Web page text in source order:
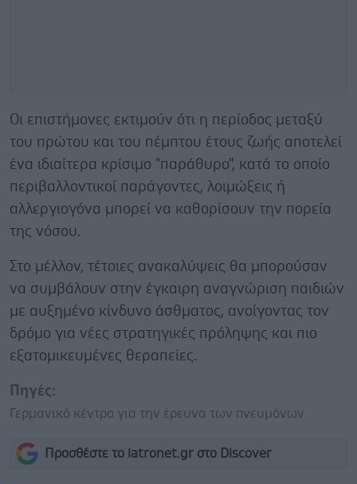
Οι επιστήμονες εκτιμούν ότι η περίοδος μεταξύ
του πρώτου και του πέμπτου έτους ζωής αποτελεί
ένα ιδιαίτερα κρίσιμο "παράθυρο", κατά το οποίο
περιβαλλοντικοί παράγοντες, λοιμώξεις ή
αλλεργιογόνα μπορεί να καθορίσουν την πορεία
της νόσου.
Στο μέλλον, τέτοιες ανακαλύψεις θα μπορούσαν
να συμβάλουν στην έγκαιρη αναγνώριση παιδιών
με αυξημένο κίνδυνο άσθματος, ανοίγοντας τον
δρόμο για νέες στρατηγικές πρόληψης και πιο
εξατομικευμένες θεραπείες.
Πηγές:
Γερμανικό κέντρο για την έρευνα των πνευμόνων
Προσθέστε το iatronet.gr στο Discover